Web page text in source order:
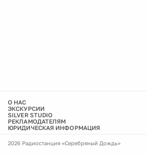
О НАС
ЭКСКУРСИИ
SILVER STUDIO
РЕКЛАМОДАТЕЛЯМ
ЮРИДИЧЕСКАЯ ИНФОРМАЦИЯ
2026 Радиостанция «Серебряный Дождь»